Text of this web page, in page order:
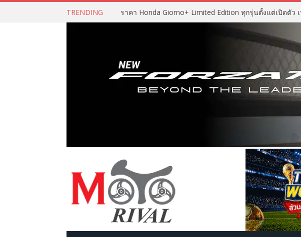
TRENDING ราคา Honda Giorno+ Limited Edition ทุกรุ่นตั้งแต่เปิดตัว